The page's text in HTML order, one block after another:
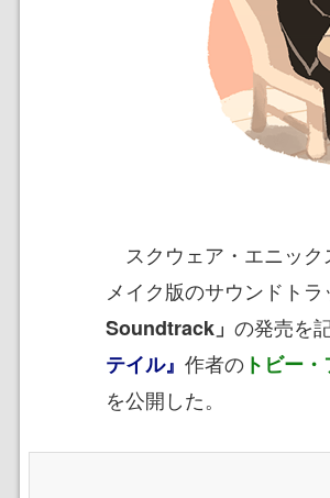
スクウェア・エニック
メイク版のサウンドトラ
Soundtrack」 の発売を
テイル』 作者の トビー
を公開した。